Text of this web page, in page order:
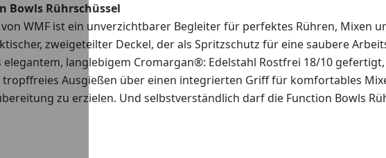
Bowls Rührschüssel
WMF ist ein unverzichtbarer Begleiter für perfektes Rühren, Mixen
zweigeteilter Deckel, der als Spritzschutz für eine saubere
langlebigem Cromargan®: Edelstahl Rostfrei 18/10
tropffreies Ausgießen über einen integrierten Griff für komfortables
zu erzielen. Und selbstverständlich darf die Function Bowls